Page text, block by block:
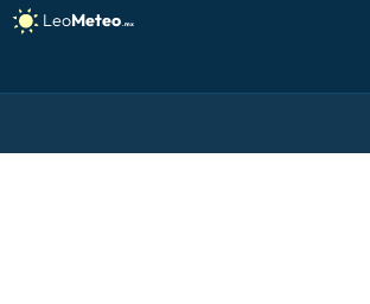
GFS modelo -